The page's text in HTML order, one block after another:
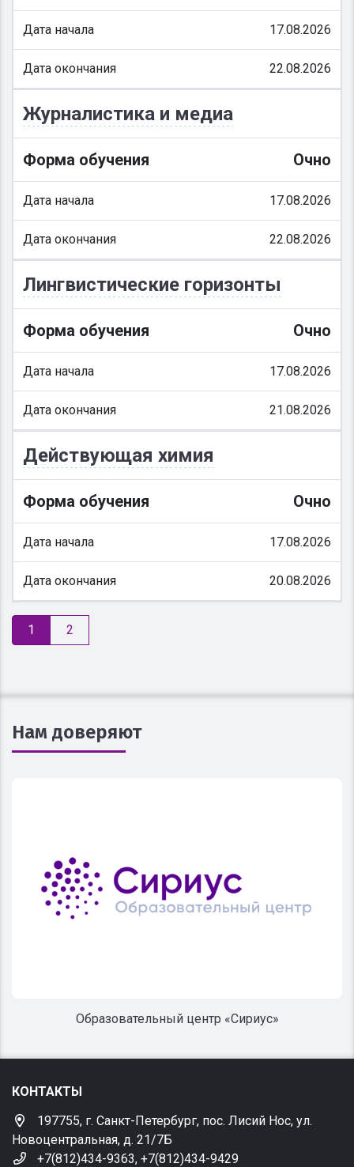
Дата начала 17.08.2026
Дата окончания 22.08.2026
Журналистика и медиа
Форма обучения Очно
Дата начала 17.08.2026
Дата окончания 22.08.2026
Лингвистические горизонты
Форма обучения Очно
Дата начала 17.08.2026
Дата окончания 21.08.2026
Действующая химия
Форма обучения Очно
Дата начала 17.08.2026
Дата окончания 20.08.2026
1 2
Нам доверяют
Образовательный центр «Сириус»
КОНТАКТЫ
197755, г. Санкт-Петербург, пос. Лисий Нос, ул.
Новоцентральная, д. 21/7Б
+7(812)434-9363, +7(812)434-9429